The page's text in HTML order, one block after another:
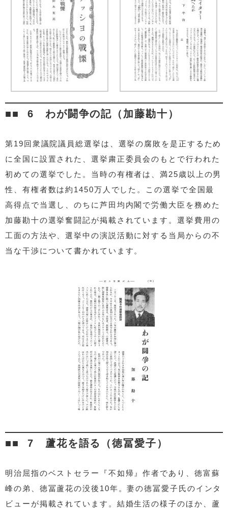
6 わが闘争の記（加藤勘十）
第19回衆議院議員総選挙は、選挙の腐敗を是正するため
に全国に設置された、選挙粛正委員会のもとで行われた
初めての選挙でした。当時の有権者は、満25歳以上の男
性、有権者数は約1450万人でした。この選挙で全国最
高得点で当選し、のちに芦田均内閣で労働大臣を務めた
加藤勘十の選挙奮闘記が掲載されています。選挙費用の
工面の方法や、選挙中の演説活動に対する当局からの不
当な干渉について書かれています。
7 蘆花を語る（徳冨愛子）
明治屈指のベストセラー『不如帰』作者であり、徳富蘇
峰の弟、徳冨蘆花の没後10年。妻の徳冨愛子氏のインタ
ビューが掲載されています。結婚生活の様子のほか、蘆